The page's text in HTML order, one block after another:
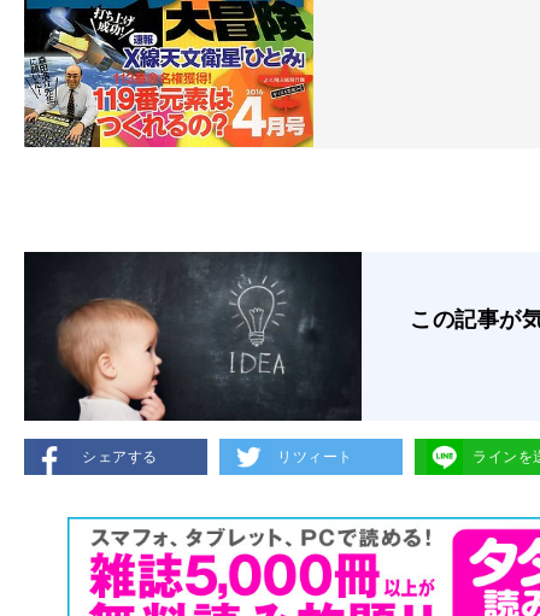
この記事が
シェアする リツィート ラインを